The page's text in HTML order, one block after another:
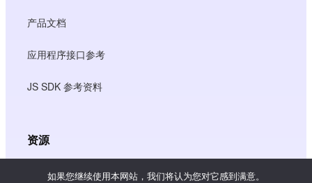
产品文档
应用程序接口参考
JS SDK 参考资料
资源
知识中心
如果您继续使用本网站，我们将认为您对它感到满意。